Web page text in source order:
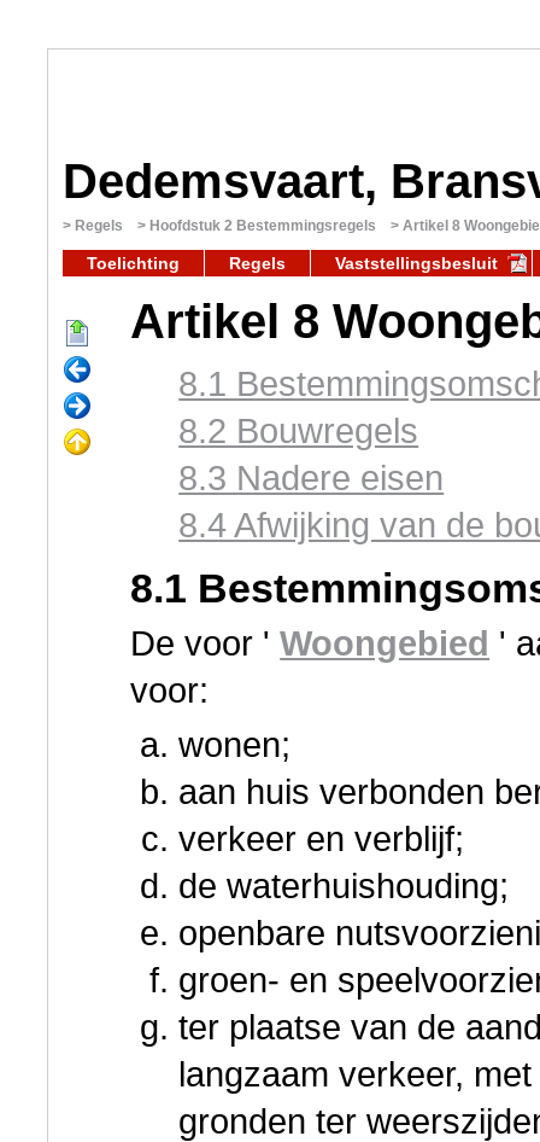
Dedemsvaart,
Regels Hoofdstuk 2 Bestemmingsregels Artikel 8
Toelichting Regels Vaststellingsbesluit
Artikel 8
8.1
8.2 Bouwregels
8.3 Nadere eisen
8.4 Afwijking van de
8.1
De voor ' Woongebied '
voor:
wonen;
aan huis verbonden
verkeer en verblijf;
de waterhuishouding;
openbare
groen- en
ter plaatse van de
langzaam verkeer,
gronden ter